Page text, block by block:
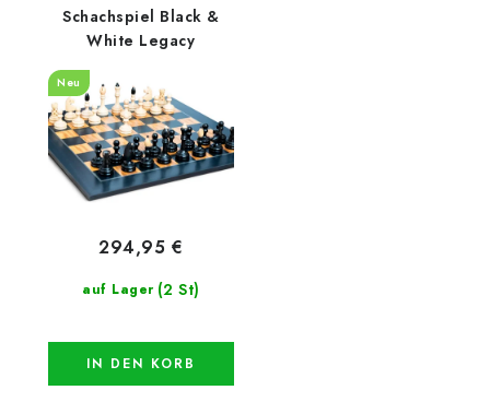
Schachspiel Black &
White Legacy
Neu
auf Lager (2 St)
294,95 €
IN DEN KORB